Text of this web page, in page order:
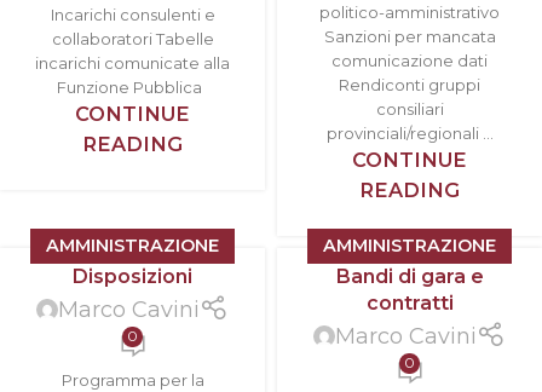
Incarichi consulenti e
collaboratori Tabelle
incarichi comunicate alla
Funzione Pubblica
CONTINUE
READING
politico-amministrativo
Sanzioni per mancata
comunicazione dati
Rendiconti gruppi
consiliari
provinciali/regionali ...
CONTINUE
READING
AMMINISTRAZIONE
TRASPARENTE
Disposizioni
Marco Cavini
0
Programma per la
AMMINISTRAZIONE
TRASPARENTE
Bandi di gara e
contratti
Marco Cavini
0